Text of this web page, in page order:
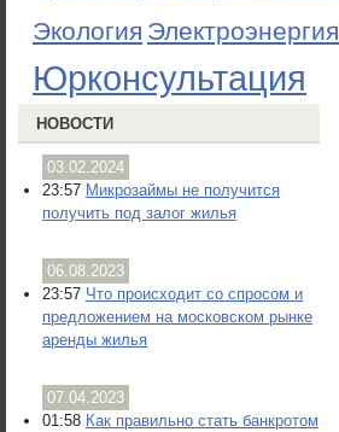
Экология Электроэнергия
Юрконсультация
НОВОСТИ
03.02.2024
23:57 Микрозаймы не получится
получить под залог жилья
06.08.2023
23:57 Что происходит со спросом и
предложением на московском рынке
аренды жилья
07.04.2023
01:58 Как правильно стать банкротом